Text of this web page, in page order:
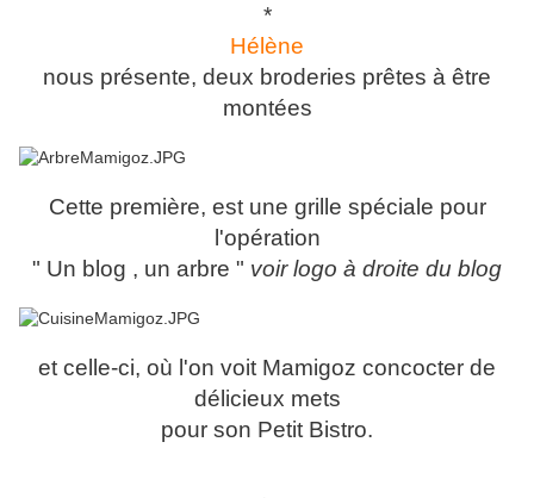
*
Hélène
nous présente, deux broderies prêtes à être
montées
Cette première, est une grille spéciale pour
l'opération
" Un blog , un arbre " voir logo à droite du blog
et celle-ci, où l'on voit Mamigoz concocter de
délicieux mets
pour son Petit Bistro.